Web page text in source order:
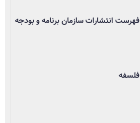
فهرست انتشارات سازمان برنامه و بودجه
فلسفه